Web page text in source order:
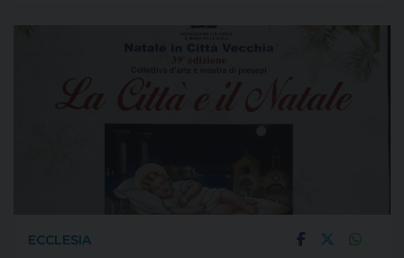
ECCLESIA